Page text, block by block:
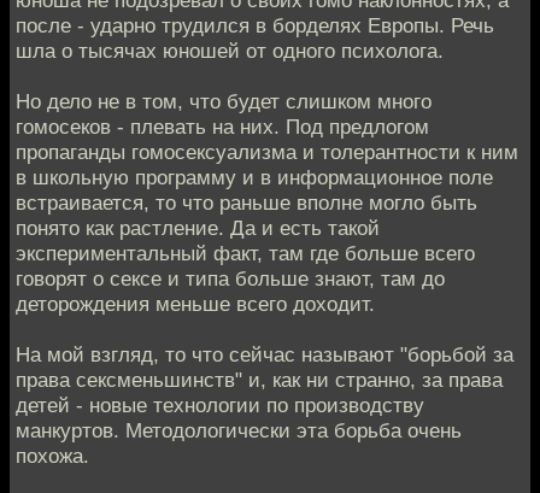
после - ударно трудился в борделях Европы. Речь
шла о тысячах юношей от одного психолога.
Но дело не в том, что будет слишком много
гомосеков - плевать на них. Под предлогом
пропаганды гомосексуализма и толерантности к ним
в школьную программу и в информационное поле
встраивается, то что раньше вполне могло быть
понято как растление. Да и есть такой
экспериментальный факт, там где больше всего
говорят о сексе и типа больше знают, там до
деторождения меньше всего доходит.
На мой взгляд, то что сейчас называют "борьбой за
права сексменьшинств" и, как ни странно, за права
детей - новые технологии по производству
манкуртов. Методологически эта борьба очень
похожа.